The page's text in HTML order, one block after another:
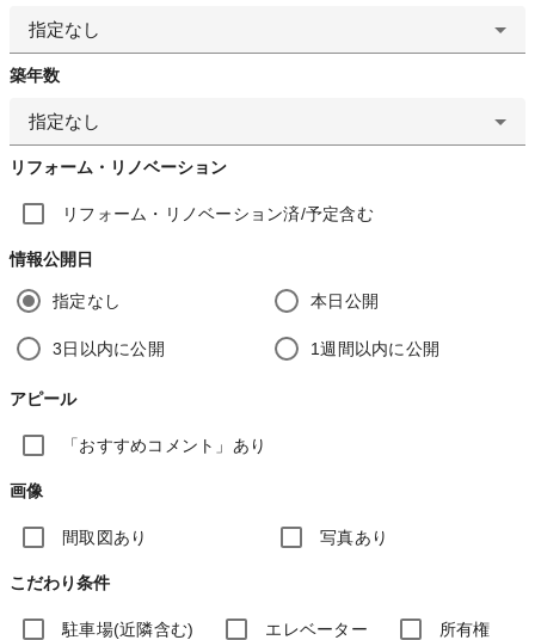
指定なし
築年数
指定なし
リフォーム・リノベーション
リフォーム・リノベーション済/予定含む
情報公開日
指定なし 本日公開
3日以内に公開 1週間以内に公開
アピール
「おすすめコメント」あり
画像
間取図あり 写真あり
こだわり条件
駐車場(近隣含む) エレベーター 所有権